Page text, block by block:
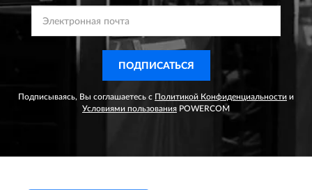
ПОДПИСАТЬСЯ
Подписываясь, Вы соглашаетесь с Политикой Конфиденциальности и
Условиями пользования POWERCOM